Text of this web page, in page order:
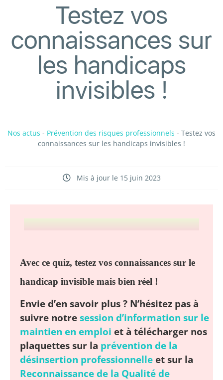
Testez vos
connaissances sur
les handicaps
invisibles !
Nos actus - Prévention des risques professionnels - Testez vos
connaissances sur les handicaps invisibles !
Mis à jour le 15 juin 2023
Avec ce quiz, testez vos connaissances sur le
handicap invisible mais bien réel !
Envie d’en savoir plus ? N’hésitez pas à
suivre notre session d’information sur le
maintien en emploi et à télécharger nos
plaquettes sur la prévention de la
désinsertion professionnelle et sur la
Reconnaissance de la Qualité de